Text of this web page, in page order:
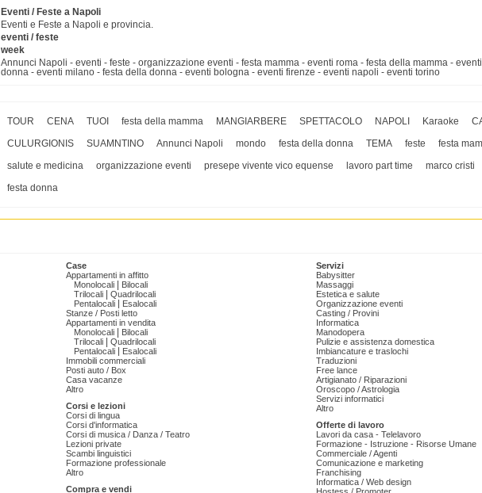
Eventi / Feste a Napoli
Eventi e Feste a Napoli e provincia.
eventi / feste
week
Annunci Napoli - eventi - feste - organizzazione eventi - festa mamma - eventi roma - festa della mamma -
donna - eventi milano - festa della donna - eventi bologna - eventi firenze - eventi napoli - eventi torino
TOUR CENA TUOI festa della mamma MANGIARBERE SPETTACOLO NAPOLI Karaoke
CULURGIONIS
SUAMNTINO Annunci Napoli mondo festa della donna TEMA feste
festa
salute e medicina
organizzazione eventi presepe vivente vico equense lavoro part time marco cristi
festa donna
Case
Appartamenti in affitto
Monolocali
Bilocali
Trilocali
Quadrilocali
Pentalocali
Esalocali
Stanze / Posti letto
Appartamenti in vendita
Monolocali
Bilocali
Trilocali
Quadrilocali
Pentalocali
Esalocali
Immobili commerciali
Posti auto / Box
Casa vacanze
Altro
Corsi e lezioni
Corsi di lingua
Corsi d'informatica
Corsi di musica / Danza / Teatro
Lezioni private
Scambi linguistici
Formazione professionale
Altro
Compra e vendi
Servizi
Babysitter
Massaggi
Estetica e salute
Organizzazione eventi
Casting / Provini
Informatica
Manodopera
Pulizie e assistenza domestica
Imbiancature e traslochi
Traduzioni
Free lance
Artigianato / Riparazioni
Oroscopo / Astrologia
Servizi informatici
Altro
Offerte di lavoro
Lavori da casa - Telelavoro
Formazione - Istruzione - Risorse Umane
Commerciale / Agenti
Comunicazione e marketing
Franchising
Informatica / Web design